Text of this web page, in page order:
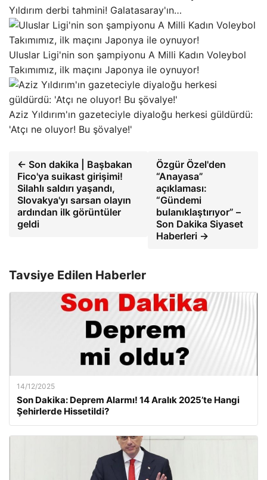
Yıldırım derbi tahmini! Galatasaray'ın…
Uluslar Ligi'nin son şampiyonu A Milli Kadın Voleybol
Takımımız, ilk maçını Japonya ile oynuyor!
Aziz Yıldırım'ın gazeteciyle diyaloğu herkesi güldürdü:
'Atçı ne oluyor! Bu şövalye!'
← Son dakika | Başbakan
Fico'ya suikast girişimi!
Silahlı saldırı yaşandı,
Slovakya'yı sarsan olayın
ardından ilk görüntüler
geldi
Özgür Özel'den
“Anayasa”
açıklaması:
“Gündemi
bulanıklaştırıyor” –
Son Dakika Siyaset
Haberleri →
Tavsiye Edilen Haberler
14/12/2025
Son Dakika: Deprem Alarmı! 14 Aralık 2025’te Hangi
Şehirlerde Hissetildi?